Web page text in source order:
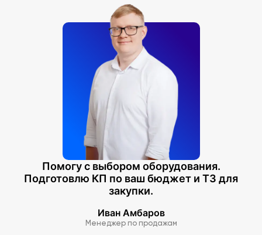
Комплектация
Комплект демонстрационных учебных таблиц
Паспорт изделия.
Помогу с выбором оборудования.
Подготовлю КП по ваш бюджет и ТЗ для
закупки.
Иван Амбаров
Менеджер по продажам